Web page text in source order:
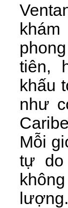
tiên,
khấu
như
Mỗi
tự do
lượng.